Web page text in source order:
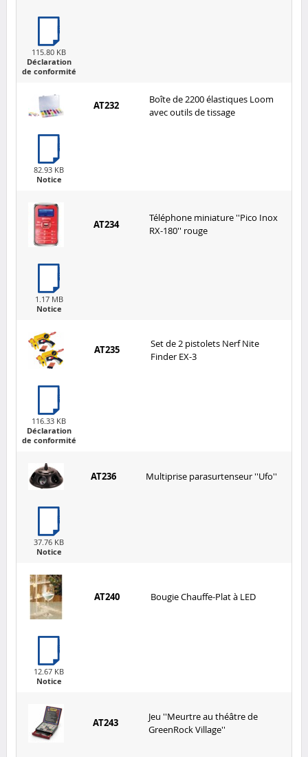
115.80 KB
Déclaration
de conformité
AT232
Boîte de 2200 élastiques Loom
avec outils de tissage
82.93 KB
Notice
AT234
Téléphone miniature ''Pico Inox
RX-180'' rouge
1.17 MB
Notice
AT235
Set de 2 pistolets Nerf Nite
Finder EX-3
116.33 KB
Déclaration
de conformité
AT236 Multiprise parasurtenseur ''Ufo''
37.76 KB
Notice
AT240 Bougie Chauffe-Plat à LED
12.67 KB
Notice
AT243
Jeu ''Meurtre au théâtre de
GreenRock Village''